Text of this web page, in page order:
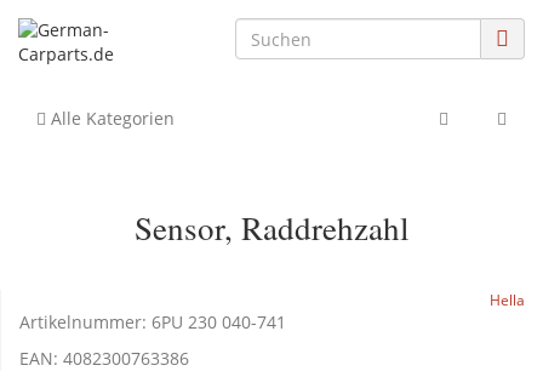
Alle Kategorien
Sensor, Raddrehzahl
Hella
Artikelnummer: 6PU 230 040-741
EAN: 4082300763386